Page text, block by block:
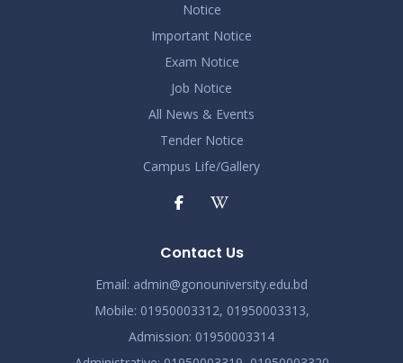
Notice
Important Notice
Exam Notice
Job Notice
All News & Events
Tender Notice
Campus Life/Gallery
Contact Us
Email: admin@gonouniversity.edu.bd
Mobile: 01950003312, 01950003313,
Admission: 01950003314